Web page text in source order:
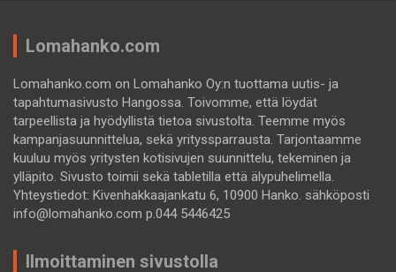
Lomahanko.com
Lomahanko.com on Lomahanko Oy:n tuottama uutis- ja
tapahtumasivusto Hangossa. Toivomme, että löydät
tarpeellista ja hyödyllistä tietoa sivustolta. Teemme myös
kampanjasuunnittelua, sekä yrityssparrausta. Tarjontaamme
kuuluu myös yritysten kotisivujen suunnittelu, tekeminen ja
ylläpito. Sivusto toimii sekä tabletilla että älypuhelimella.
Yhteystiedot: Kivenhakkaajankatu 6, 10900 Hanko. sähköposti
info@lomahanko.com p.044 5446425
Ilmoittaminen sivustolla